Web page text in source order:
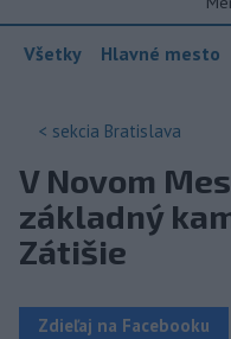
Všetky Hlavné mesto
< sekcia Bratislava
V Novom
základný
Zátišie
Zdieľaj na Facebooku